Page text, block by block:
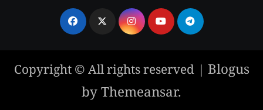
Copyright © All rights reserved | Blogus
byThemeansar.